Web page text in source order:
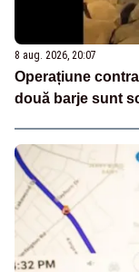
8 aug. 2026, 20:07
Operațiune
două barje sunt